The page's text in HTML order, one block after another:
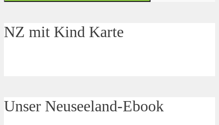
NZ mit Kind Karte
Unser Neuseeland-Ebook